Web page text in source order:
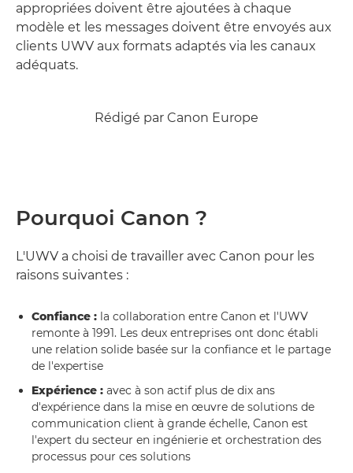
appropriées doivent être ajoutées à chaque
modèle et les messages doivent être envoyés aux
clients UWV aux formats adaptés via les canaux
adéquats.
Rédigé par Canon Europe
Pourquoi Canon ?
L'UWV a choisi de travailler avec Canon pour les
raisons suivantes :
Confiance : la collaboration entre Canon et l'UWV
remonte à 1991. Les deux entreprises ont donc établi
une relation solide basée sur la confiance et le partage
de l'expertise
Expérience : avec à son actif plus de dix ans
d'expérience dans la mise en œuvre de solutions de
communication client à grande échelle, Canon est
l'expert du secteur en ingénierie et orchestration des
processus pour ces solutions